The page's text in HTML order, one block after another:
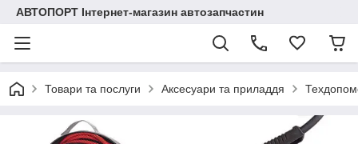
АВТОПОРТ Інтернет-магазин автозапчастин
Товари та послуги Аксесуари та приладдя